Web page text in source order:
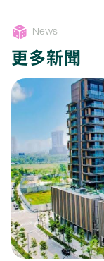
News
更多新聞